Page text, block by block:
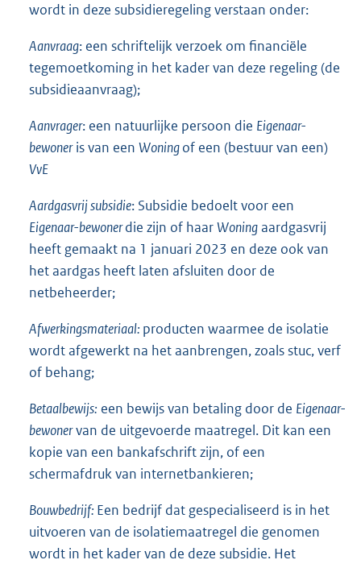
wordt in deze subsidieregeling verstaan onder:
Aanvraag: een schriftelijk verzoek om financiële
tegemoetkoming in het kader van deze regeling (de
subsidieaanvraag);
Aanvrager: een natuurlijke persoon die Eigenaar-
bewoneris van een Woningof een (bestuur van een)
VvE
Aardgasvrij subsidie: Subsidie bedoelt voor een
Eigenaar-bewonerdie zijn of haarWoningaardgasvrij
heeft gemaakt na 1 januari 2023 en deze ook van
het aardgas heeft laten afsluiten door de
netbeheerder;
Afwerkingsmateriaal: producten waarmee de isolatie
wordt afgewerkt na het aanbrengen, zoals stuc, verf
of behang;
Betaalbewijs: een bewijs van betaling door de Eigenaar-
bewonervan de uitgevoerde maatregel. Dit kan een
kopie van een bankafschrift zijn, of een
schermafdruk van internetbankieren;
Bouwbedrijf: Een bedrijf dat gespecialiseerd is in het
uitvoeren van de isolatiemaatregel die genomen
wordt in het kader van de deze subsidie. Het